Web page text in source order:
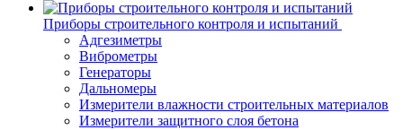
Приборы строительного контроля и испытаний
Адгезиметры
Виброметры
Генераторы
Дальномеры
Измерители влажности строительных материалов
Измерители защитного слоя бетона